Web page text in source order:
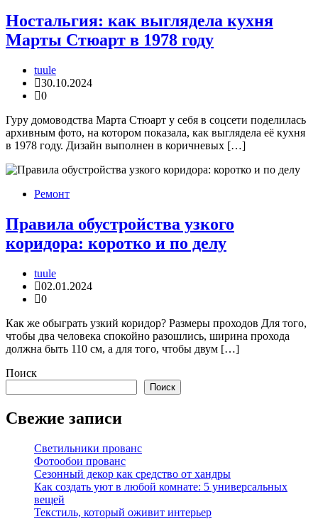
Ностальгия: как выглядела кухня
Марты Стюарт в 1978 году
tuule
30.10.2024
0
Гуру домоводства Марта Стюарт у себя в соцсети поделилась
архивным фото, на котором показала, как выглядела её кухня
в 1978 году. Дизайн выполнен в коричневых […]
Ремонт
Правила обустройства узкого
коридора: коротко и по делу
tuule
02.01.2024
0
Как же обыграть узкий коридор? Размеры проходов Для того,
чтобы два человека спокойно разошлись, ширина прохода
должна быть 110 см, а для того, чтобы двум […]
Поиск
Поиск
Свежие записи
Светильники прованс
Фотообои прованс
Сезонный декор как средство от хандры
Как создать уют в любой комнате: 5 универсальных
вещей
Текстиль, который оживит интерьер